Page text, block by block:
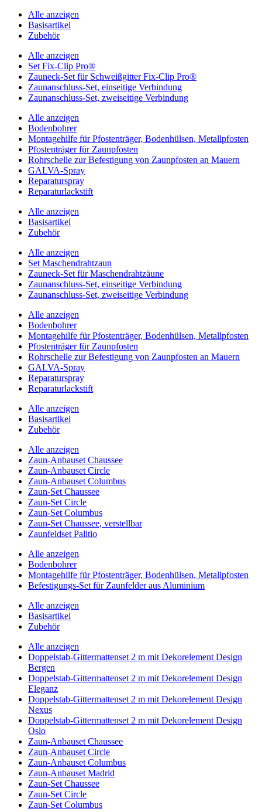
Alle anzeigen
Basisartikel
Zubehör
Alle anzeigen
Set Fix-Clip Pro®
Zauneck-Set für Schweißgitter Fix-Clip Pro®
Zaunanschluss-Set, einseitige Verbindung
Zaunanschluss-Set, zweiseitige Verbindung
Alle anzeigen
Bodenbohrer
Montagehilfe für Pfostenträger, Bodenhülsen, Metallpfosten
Pfostenträger für Zaunpfosten
Rohrschelle zur Befestigung von Zaunpfosten an Mauern
GALVA-Spray
Reparaturspray
Reparaturlackstift
Alle anzeigen
Basisartikel
Zubehör
Alle anzeigen
Set Maschendrahtzaun
Zauneck-Set für Maschendrahtzäune
Zaunanschluss-Set, einseitige Verbindung
Zaunanschluss-Set, zweiseitige Verbindung
Alle anzeigen
Bodenbohrer
Montagehilfe für Pfostenträger, Bodenhülsen, Metallpfosten
Pfostenträger für Zaunpfosten
Rohrschelle zur Befestigung von Zaunpfosten an Mauern
GALVA-Spray
Reparaturspray
Reparaturlackstift
Alle anzeigen
Basisartikel
Zubehör
Alle anzeigen
Zaun-Anbauset Chaussee
Zaun-Anbauset Circle
Zaun-Anbauset Columbus
Zaun-Set Chaussee
Zaun-Set Circle
Zaun-Set Columbus
Zaun-Set Chaussee, verstellbar
Zaunfeldset Palitio
Alle anzeigen
Bodenbohrer
Montagehilfe für Pfostenträger, Bodenhülsen, Metallpfosten
Befestigungs-Set für Zaunfelder aus Aluminium
Alle anzeigen
Basisartikel
Zubehör
Alle anzeigen
Doppelstab-Gittermattenset 2 m mit Dekorelement Design
Bergen
Doppelstab-Gittermattenset 2 m mit Dekorelement Design
Eleganz
Doppelstab-Gittermattenset 2 m mit Dekorelement Design
Nexus
Doppelstab-Gittermattenset 2 m mit Dekorelement Design
Oslo
Zaun-Anbauset Chaussee
Zaun-Anbauset Circle
Zaun-Anbauset Columbus
Zaun-Anbauset Madrid
Zaun-Set Chaussee
Zaun-Set Circle
Zaun-Set Columbus